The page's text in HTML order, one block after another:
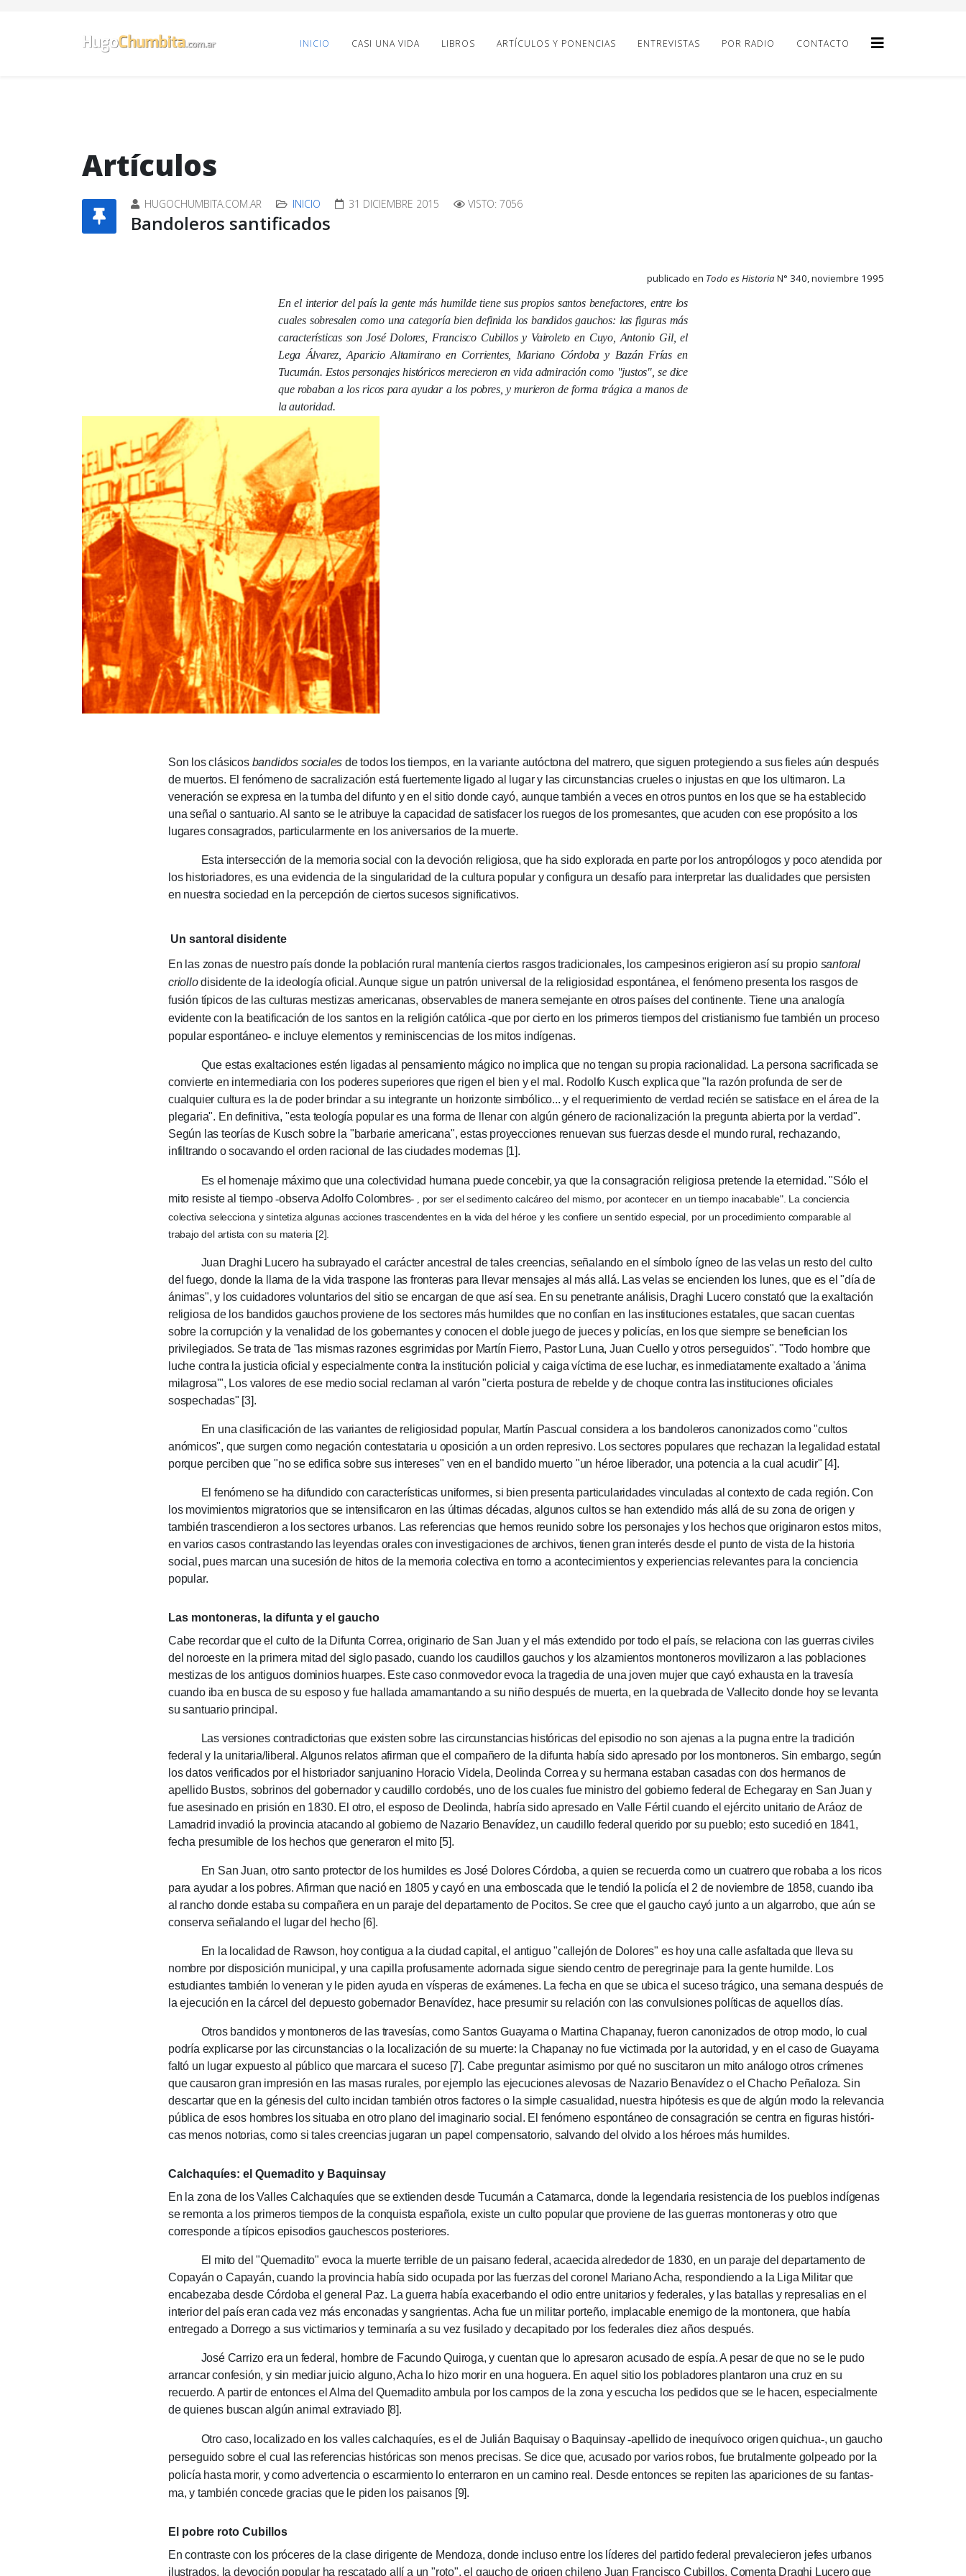
INICIO CASI UNA VIDA LIBROS ARTÍCULOS Y PONENCIAS ENTREVISTAS POR RADIO CONTACTO
Artículos
HUGOCHUMBITA.COM.AR INICIO 31 DICIEMBRE 2015 VISTO: 7056
Bandoleros santificados
publicado en Todo es HistoriaN° 340, noviembre 1995
En el interior del país la gente más humilde tiene sus propios santos benefactores, entre los
cuales sobresalen como una categoría bien definida los bandidos gauchos: las figuras más
características son José Dolores, Francisco Cubillos y Vairoleto en Cuyo, Antonio Gil, el
Lega Álvarez, Aparicio Altamirano en Corrientes, Mariano Córdoba y Bazán Frías en
Tucumán. Estos personajes históricos merecieron en vida admiración como "justos", se dice
que robaban a los ricos para ayudar a los pobres, y murieron de forma trágica a manos de
la autoridad.
Son los clásicos bandidos sociales de todos los tiempos, en la variante autóctona del matrero, que siguen protegiendo a sus fieles aún después
de muertos. El fenómeno de sacralización está fuertemente ligado al lugar y las circunstancias crueles o injustas en que los ultimaron. La
veneración se expresa en la tumba del difunto y en el sitio donde cayó, aunque también a veces en otros puntos en los que se ha establecido
una señal o santuario.Al santo se le atribuye la capacidad de satisfacer los ruegos de los promesantes, que acuden con ese propósito a los
lugares consagrados, particularmente en los aniversarios de la muerte.
Esta intersección de la memoria social con la devoción religiosa, que ha sido explorada en parte por los antropólogos y poco atendida por
los historiadores, es una evidencia de la singularidad de la cultura popular y configura un desafío para interpretar las dualidades que persisten
en nuestra sociedad en la percepción de ciertos sucesos significativos.
Un santoral disidente
En las zonas de nuestro país donde la población rural mantenía ciertos rasgos tradicionales, los campesinos erigieron así su propio santoral
criollodisidente de la ideología oficial.Aunque sigue un patrón universal de la religiosidad espontánea, el fenómeno presenta los rasgos de
fusión típicos de las culturas mestizas americanas, observables de manera semejante en otros países del continente. Tiene una analogía
evidente con la beatificación de los santos en la religión católica-que por cierto en los primeros tiempos del cristianismo fue también un proceso
popular espontáneo- e incluye elementos y reminiscencias de los mitos indígenas.
Que estas exaltaciones estén ligadas al pensamiento mágico no implica que no tengan su propia racionalidad. La persona sacrificada se
convierte en intermediaria con los poderes superiores que rigen el bien y el mal. Rodolfo Kusch explica que "la razón profunda de ser de
cualquier cultura es la de poder brindar a su integrante un horizonte simbólico... y el requerimiento de verdad recién se satisface en el área de la
plegaria". En definitiva, "esta teología popular es una forma de llenar con algún género de racionalización la pregunta abierta por la verdad".
Según las teorías de Kusch sobre la "barbarie americana", estas proyecciones renuevan sus fuerzas desde el mundo rural, rechazando,
infiltrando o socavando el orden racional de las ciudades modernas [1].
Es el homenaje máximo que una colectividad humana puede concebir, ya que la consagración religiosa pretende la eternidad."Sólo el
mito resiste al tiempo-observa Adolfo Colombres- , por ser el sedimento calcáreo del mismo, por acontecer en un tiempo inacabable". La conciencia
colectiva selecciona y sintetiza algunas acciones trascendentes en la vida del héroe y les confiere un sentido especial, por un procedimiento comparable al
trabajo del artista con su materia [2].
Juan Draghi Lucero ha subrayado el carácter ancestral de tales creencias, señalando en el símbolo ígneo de las velas un resto del culto
del fuego, donde la llama de la vida traspone las fronteras para llevar mensajes al más allá. Las velas se encienden los lunes, que es el "día de
ánimas", y los cuidadores voluntarios del sitio se encargan de que así sea. En su penetrante análisis, Draghi Lucero constató que la exaltación
religiosa de los bandidos gauchos proviene de los sectores más humildes que no confían en las instituciones estatales, que sacan cuentas
sobre la corrupción y la venalidad de los gobernantes y conocen el doble juego de jueces y policías, en los que siempre se benefician los
privilegiados. Se trata de "las mismas razones esgrimidas por Martín Fierro, Pastor Luna, Juan Cuello y otros perseguidos". "Todo hombre que
luche contra la justicia oficial y especialmente contra la institución policial y caiga víctima de ese luchar, es inmediatamente exaltado a 'ánima
milagrosa'", Los valores de ese medio social reclaman al varón "cierta postura de rebelde y de choque contra las instituciones oficiales
sospechadas" [3].
En una clasificación de las variantes de religiosidad popu­lar, Martín Pascual considera a los bandoleros canonizados como "cul­tos
anómicos", que surgen como negación contestataria u oposi­ción a un orden represivo. Los sectores populares que rechazan la legalidad estatal
porque per­ciben que "no se edifica sobre sus intereses" ven en el ban­dido muerto "un héroe libera­dor, una po­tencia a la cual acu­dir" [4].
El fenómeno se ha difundido con ca­rac­terísti­cas unifor­mes, si bien presenta particularida­des vincu­ladas al contex­to de cada re­gi­ón. Con
los movimientos migratorios que se inten­sificaron en las últimas décadas, algunos cultos se han extendido más allá de su zona de origen y
también tras­cendie­ron a los sectores urbanos. Las referen­cias que hemos reunido sobre los personajes y los hechos que origi­naron estos mi­tos,
en varios casos contrastan­do las leyendas orales con investigaciones de archi­vos, tienen gran interés desde el punto de vista de la historia
social, pues marcan una suce­sión de hitos de la memo­ria co­lec­ti­va en torno a aconte­cimien­tos y ex­pe­rien­cias rele­vantes para la conciencia
popu­lar.
Las montoneras, la difunta y el gaucho
Cabe recordar que el culto de la Difunta Co­rrea, origi­nario de San Juan y el más extendido por todo el país, se relaciona con las guerras civiles
del noroeste en la primera mitad del siglo pasado, cuando los caudillos gauchos y los alzamientos montoneros movili­za­ron a las pobla­ciones
mestizas de los antiguos dominios huarpes. Este caso conmovedor evoca la tragedia de una joven mujer que cayó exhausta en la trave­sía
cuando iba en busca de su esposo y fue hallada amamantando a su niño después de muerta, en la quebra­da de Vallecito donde hoy se levanta
su san­tuario prin­cipal.
Las ver­sio­nes con­tra­dicto­rias que existen sobre las circunstancias his­tóricas del epi­sodio no son ajenas a la pugna entre la tradi­ción
federal y la unita­ria/li­beral. Algunos relatos afir­man que el com­pañero de la difunta ha­bía sido apresado por los monto­neros. Sin embar­go, según
los datos verificados por el his­toriador san­juanino Hora­cio Videla, Deolinda Correa y su her­mana estaban casadas con dos hermanos de
apellido Bustos, so­brinos del gober­nador y caudi­llo cordobés, uno de los cuales fue ministro del gobierno federal de Echegaray en San Juan y
fue asesinado en prisión en 1830. El otro, el esposo de Deo­lin­da, habría sido apresado en Valle Fértil cuando el ejército unita­rio de Aráoz de
Lamadrid invadió la provincia ata­cando al gobierno de Nazario Benaví­dez, un caudillo federal querido por su pueblo; esto sucedió en 1841,
fecha presumible de los hechos que generaron el mito [5].
En San Juan, otro santo protector de los humildes es José Dolo­res Córdoba, a quien se recuerda como un cua­trero que ro­ba­ba a los ricos
para ayudar a los pobres. Afir­man que nació en 1805 y cayó en una em­bos­cada que le tendió la poli­cía el 2 de no­viem­bre de 1858, cuan­do iba
al rancho donde estaba su compa­ñe­ra en un pa­raje del de­parta­mento de Pocitos. Se cree que el gaucho cayó junto a un algarrobo, que aún se
conserva señalando el lugar del hecho [6].
En la localidad de Rawson, hoy conti­gua a la ciudad capi­tal, el anti­guo "ca­llejón de Dolo­res" es hoy una calle as­fal­tada que lleva su
nombre por dispo­sición munici­pal, y una capi­lla profusa­mente adorna­da sigue sien­do cen­tro de pere­gri­na­je para la gente humil­de. Los
estudiantes también lo veneran y le piden ayuda en víspe­ras de exámenes. La fecha en que se ubica el suce­so trágico, una se­mana des­pués de
la eje­cu­ción en la cárcel del depuesto gobernador Bena­ví­dez, hace presu­mir su relación con las con­vul­siones polí­ti­cas de aque­llos días.
Otros bandidos y montoneros de las travesías, como Santos Guayama o Martina Chapanay, fueron canonizados de otrop modo, lo cual
podría explicarse por las cir­cuns­tan­cias o la locali­zación de su muerte: la Chapanay no fue vic­timada por la autori­dad, y en el caso de Guayama
faltó un lugar ex­puesto al público que marcara el suceso [7]. Cabe pre­guntar asi­mismo por qué no suscitaron un mito análogo otros crímenes
que causa­ron gran im­pre­sión en las masas rura­les, por ejem­plo las ejecucio­nes ale­vo­sas de Naza­rio Benaví­dez o el Cha­cho Peña­loza. Sin
descartar que en la génesis del culto incidan tam­bién otros factores o la sim­ple casuali­dad, nuestra hipó­te­sis es que de algún modo la re­le­vancia
pública de esos hom­bres los situaba en otro plano del imaginario social. El fenó­meno espon­táneo de consagra­ción se centra en figu­ras históri­
cas menos noto­rias, como si tales creen­cias juga­ran un papel com­pen­satorio, sal­vando del olvido a los héroes más humil­des.
Calchaquíes: el Quemadito y Baquinsay
En la zona de los Valles Calchaquíes que se extienden desde Tucumán a Catamarca, donde la legendaria resistencia de los pueblos indígenas
se remonta a los primeros tiempos de la conquista española, existe un culto po­pu­la­r que proviene de las guerras monto­ne­ras y otro que
corresponde a típicos episodios gau­chescos posteriores.
El mito del "Que­ma­di­to" evoca la muerte terri­ble de un pai­sano fede­ral, acaecida alrededor de 1830, en un paraje del depar­ta­men­to de
Copa­yán o Capayán, cuando la provin­cia había sido ocu­pada por las fuerzas del coro­nel Mariano Acha, respondiendo a la Liga Mili­tar que
enca­beza­ba desde Córdo­ba el gene­ral Paz. La guerra había exa­cer­bando el odio entre unita­rios y fede­rales, y las bata­llas y represalias en el
inte­rior del país eran cada vez más enco­na­das y sangri­entas. Acha fue un mili­tar por­te­ño, implaca­ble enemigo de la mon­tonera, que había
entrega­do a Dorre­go a sus victi­marios y termina­ría a su vez fusi­la­do y deca­pitado por los federales diez años después.
José Carri­zo era un federal, hombre de Facun­do Quiroga, y cuen­tan que lo apresaron acusado de espía. A pesar de que no se le pudo
arran­car con­fe­sión, y sin mediar juicio algu­no, Acha lo hizo morir en una hogue­ra. En aquel sitio los pobladores pla­n­taron una cruz en su
recuerdo. A partir de enton­ces el Alma del Quemadito ambula por los campos de la zona y escucha los pedidos que se le hacen, espe­cialmente
de quie­nes bus­can algún animal extra­via­do [8].
Otro caso, localizado en los valles calchaquíes, es el de Julián Baqui­say o Baquinsay-apellido de inequívoco origen quichua-, un gau­cho
perseguido sobre el cua­l las refe­ren­cias históri­cas son menos precisas. Se dice que, acu­sado por varios robos, fue bru­talmente golpeado por la
policía hasta mo­rir, y como adver­tencia o escar­miento lo enterraron en un camino real. Desde entonces se repiten las apariciones de su fantas­
ma, y también concede gracias que le piden los paisanos [9].
El pobre roto Cubillos
En contraste con los próceres de la clase diri­gente de Men­doza, donde incluso entre los líderes del partido fede­ral preva­le­cieron jefes urbanos
ilustrados, la de­vo­ción popu­lar ha rescatado allí a un "roto", el gau­cho de ori­gen chi­leno Juan Fran­cisco Cubi­llos. Comenta Draghi Lu­cero que